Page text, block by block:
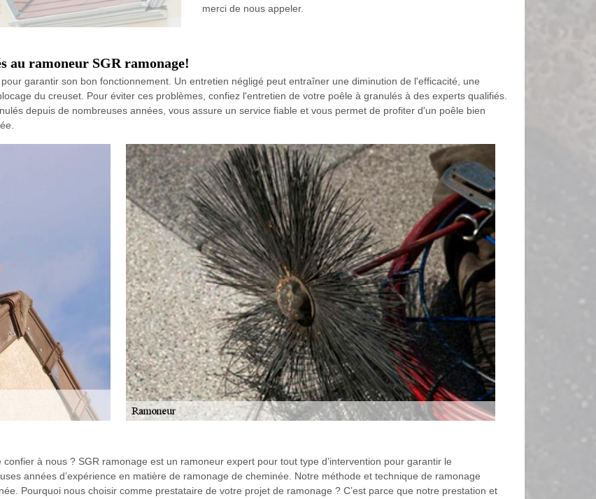
merci de nous appeler.
au ramoneur SGR ramonage!
garantir son bon fonctionnement. Un entretien négligé peut entraîner une diminution de l'efficacité, une
du creuset. Pour éviter ces problèmes, confiez l'entretien de votre poêle à granulés à des experts qualifiés.
depuis de nombreuses années, vous assure un service fiable et vous permet de profiter d'un poêle bien
à nous ? SGR ramonage est un ramoneur expert pour tout type d’intervention pour garantir le
années d’expérience en matière de ramonage de cheminée. Notre méthode et technique de ramonage
Pourquoi nous choisir comme prestataire de votre projet de ramonage ? C’est parce que notre prestation et